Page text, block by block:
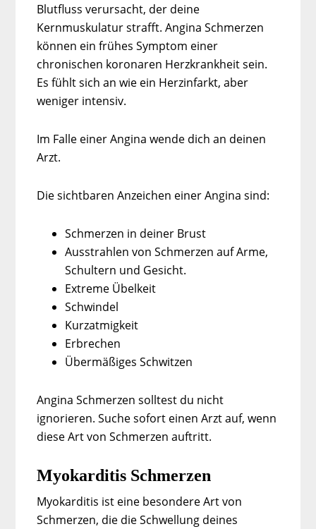
Blutfluss verursacht, der deine
Kernmuskulatur strafft. Angina Schmerzen
können ein frühes Symptom einer
chronischen koronaren Herzkrankheit sein.
Es fühlt sich an wie ein Herzinfarkt, aber
weniger intensiv.
Im Falle einer Angina wende dich an deinen
Arzt.
Die sichtbaren Anzeichen einer Angina sind:
Schmerzen in deiner Brust
Ausstrahlen von Schmerzen auf Arme,
Schultern und Gesicht.
Extreme Übelkeit
Schwindel
Kurzatmigkeit
Erbrechen
Übermäßiges Schwitzen
Angina Schmerzen solltest du nicht
ignorieren. Suche sofort einen Arzt auf, wenn
diese Art von Schmerzen auftritt.
Myokarditis Schmerzen
Myokarditis ist eine besondere Art von
Schmerzen, die die Schwellung deines